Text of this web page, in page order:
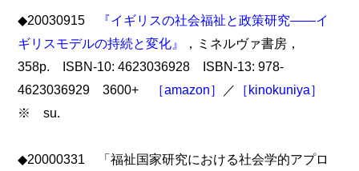
◆20030915
『イギリスの社会福祉と政策研究――イ
ギリスモデルの持続と変化』
，ミネルヴァ書房，
358p. ISBN-10: 4623036928 ISBN-13: 978-
4623036929 3600+
［amazon］ ／
［kinokuniya］
※ su.
◆20000331 「福祉国家研究における社会学的アプロ